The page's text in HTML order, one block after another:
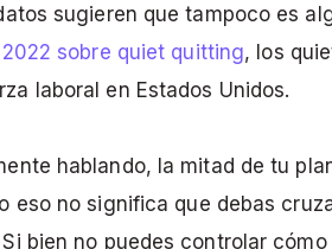
sugieren que tampoco es
sobre quiet quitting, los
laboral en Estados Unidos.
hablando, la mitad de tu
eso no significa que debas
bien no puedes controlar